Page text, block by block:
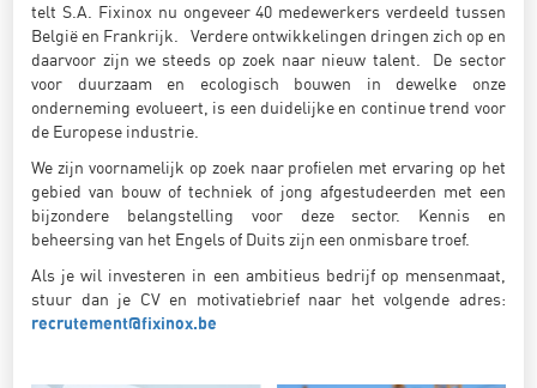
telt S.A. Fixinox nu ongeveer 40 medewerkers verdeeld tussen
België en Frankrijk. Verdere ontwikkelingen dringen zich op en
daarvoor zijn we steeds op zoek naar nieuw talent. De sector
voor duurzaam en ecologisch bouwen in dewelke onze
onderneming evolueert, is een duidelijke en continue trend voor
de Europese industrie.
We zijn voornamelijk op zoek naar profielen met ervaring op het
gebied van bouw of techniek of jong afgestudeerden met een
bijzondere belangstelling voor deze sector. Kennis en
beheersing van het Engels of Duits zijn een onmisbare troef.
Als je wil investeren in een ambitieus bedrijf op mensenmaat,
stuur dan je CV en motivatiebrief naar het volgende adres:
recrutement@fixinox.be